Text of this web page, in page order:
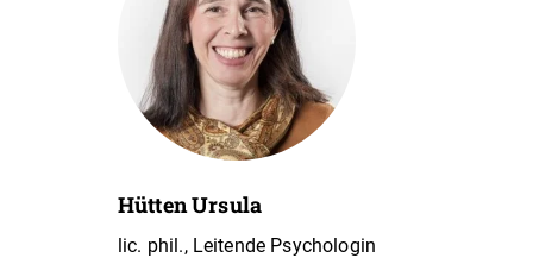
Hütten Ursula
lic. phil., Leitende Psychologin